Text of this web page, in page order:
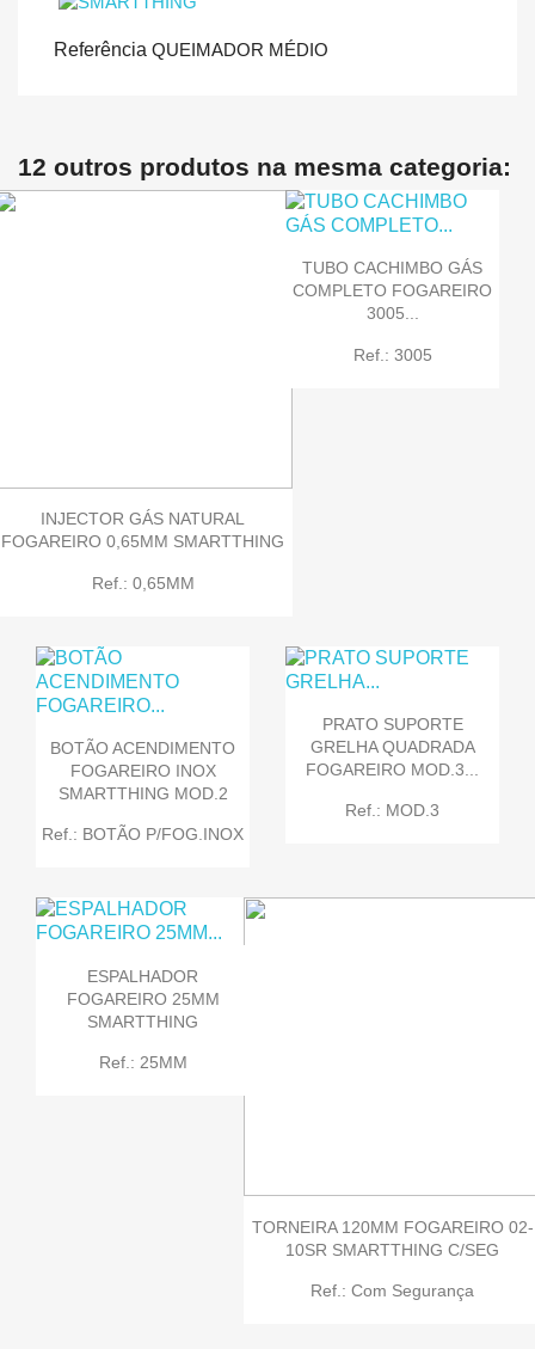
Referência QUEIMADOR MÉDIO
12 outros produtos na mesma categoria:
INJECTOR GÁS NATURAL
FOGAREIRO 0,65MM SMARTTHING
Ref.: 0,65MM
TUBO CACHIMBO GÁS
COMPLETO FOGAREIRO
3005...
Ref.: 3005
BOTÃO ACENDIMENTO
FOGAREIRO INOX
SMARTTHING MOD.2
Ref.: BOTÃO P/FOG.INOX
PRATO SUPORTE
GRELHA QUADRADA
FOGAREIRO MOD.3...
Ref.: MOD.3
ESPALHADOR
FOGAREIRO 25MM
SMARTTHING
Ref.: 25MM
TORNEIRA 120MM FOGAREIRO 02-
10SR SMARTTHING C/SEG
Ref.: Com Segurança